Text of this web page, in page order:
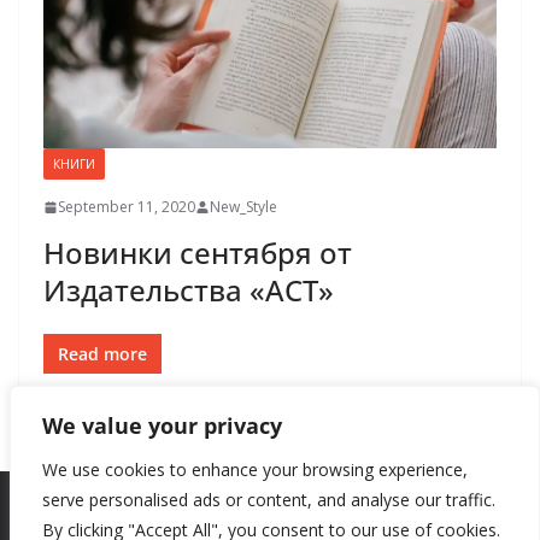
We value your privacy
We use cookies to enhance your browsing experience,
serve personalised ads or content, and analyse our traffic.
By clicking "Accept All", you consent to our use of cookies.
КНИГИ
September 11, 2020 New_Style
Новинки сентября от
Издательства «АСТ»
Read more